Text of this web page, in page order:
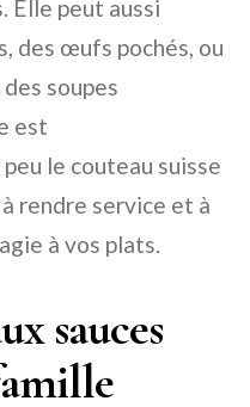
Elle peut aussi
des œufs pochés, ou
soupes
est
le couteau suisse
rendre service et à
à vos plats.
sauces